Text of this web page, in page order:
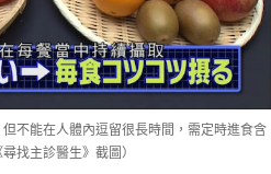
不能在人體內逗留很長時間，需定時進食含
找主診醫生》截圖）